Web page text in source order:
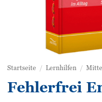
Startseite / Lernhilfen /
Fehlerfrei